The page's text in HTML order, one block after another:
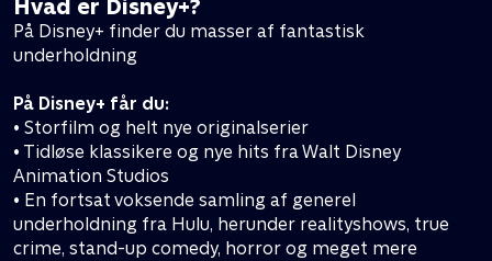
Hvad er Disney+?
På Disney+ finder du masser af fantastisk
underholdning
På Disney+ får du:
• Storfilm og helt nye originalserier
• Tidløse klassikere og nye hits fra Walt Disney
Animation Studios
• En fortsat voksende samling af generel
underholdning fra Hulu, herunder realityshows, true
crime, stand-up comedy, horror og meget mere